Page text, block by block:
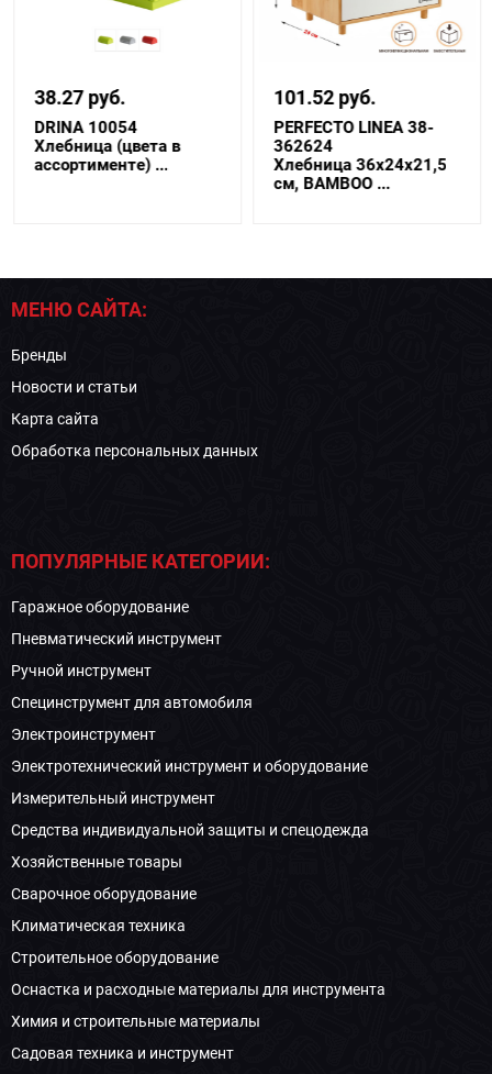
38.27 руб.
DRINA 10054
Хлебница (цвета в
ассортименте) ...
101.52 руб.
PERFECTO LINEA 38-
362624
Хлебница 36x24x21,5
см, BAMBOO ...
МЕНЮ САЙТА:
Бренды
Новости и статьи
Карта сайта
Обработка персональных данных
ПОПУЛЯРНЫЕ КАТЕГОРИИ:
Гаражное оборудование
Пневматический инструмент
Ручной инструмент
Специнструмент для автомобиля
Электроинструмент
Электротехнический инструмент и оборудование
Измерительный инструмент
Средства индивидуальной защиты и спецодежда
Хозяйственные товары
Сварочное оборудование
Климатическая техника
Строительное оборудование
Оснастка и расходные материалы для инструмента
Химия и строительные материалы
Садовая техника и инструмент